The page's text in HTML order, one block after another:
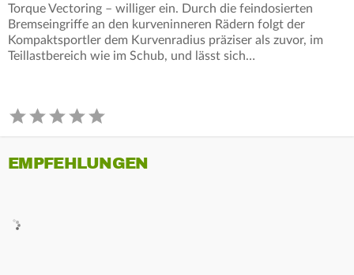
Torque Vectoring – williger ein. Durch die feindosierten
Bremseingriffe an den kurveninneren Rädern folgt der
Kompaktsportler dem Kurvenradius präziser als zuvor, im
Teillastbereich wie im Schub, und lässt sich…
EMPFEHLUNGEN